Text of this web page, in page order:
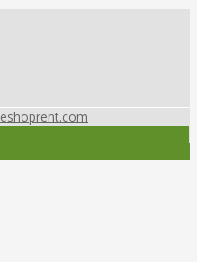
eshoprent.com